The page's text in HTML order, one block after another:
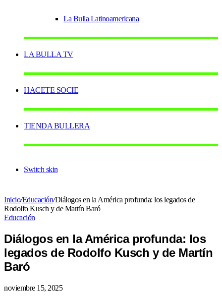
La Bulla Latinoamericana
LA BULLA TV
HACETE SOCIE
TIENDA BULLERA
Switch skin
Inicio/Educación/Diálogos en la América profunda: los legados de
Rodolfo Kusch y de Martín Baró
Educación
Diálogos en la América profunda: los
legados de Rodolfo Kusch y de Martín
Baró
noviembre 15, 2025